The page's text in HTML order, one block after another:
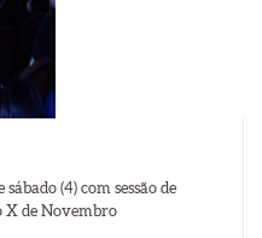
(4) com sessão de
X de Novembro